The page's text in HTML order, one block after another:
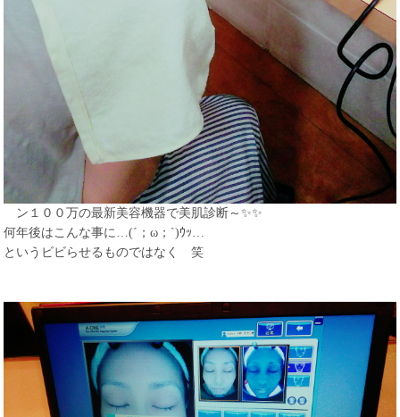
ン１００万の最新美容機器で美肌診断～✨✨
何年後はこんな事に…(´；ω；`)ｳｯ…
というビビらせるものではなく 笑